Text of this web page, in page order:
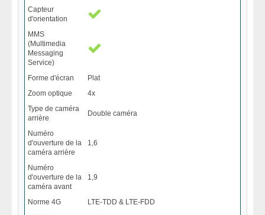
Capteur
d'orientation
MMS
(Multimedia
Messaging
Service)
Forme d'écran
Plat
Zoom optique
4x
Type de caméra
arrière
Double caméra
Numéro
d'ouverture de la
caméra arrière
1,6
Numéro
d'ouverture de la
caméra avant
1,9
Norme 4G LTE-TDD & LTE-FDD